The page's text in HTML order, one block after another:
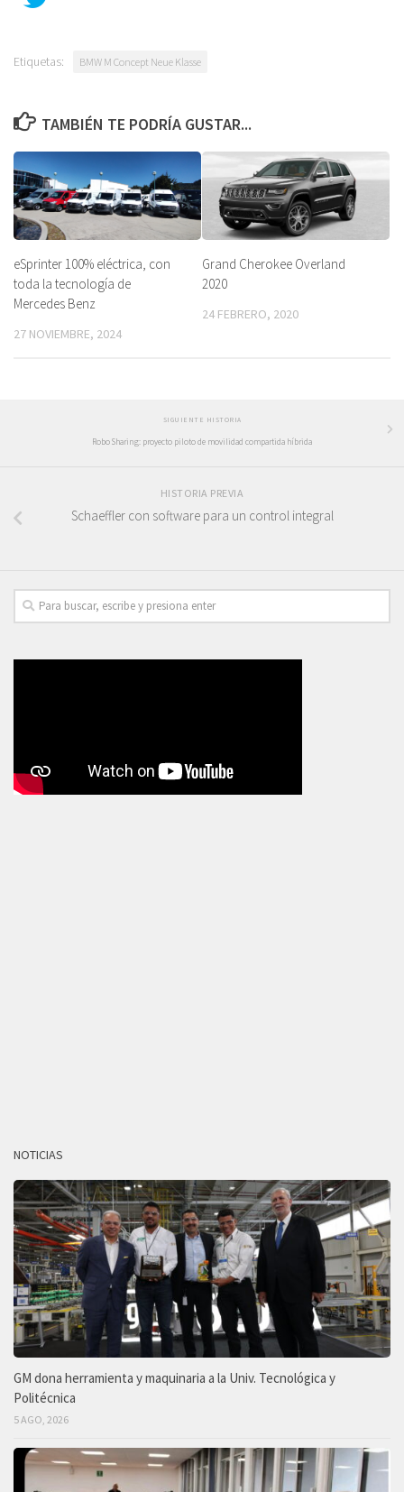
Etiquetas: BMW M Concept Neue Klasse
TAMBIÉN TE PODRÍA GUSTAR...
eSprinter 100% eléctrica, con
toda la tecnología de
Mercedes Benz
27 NOVIEMBRE, 2024
Grand Cherokee Overland
2020
24 FEBRERO, 2020
SIGUIENTE HISTORIA
Robo Sharing: proyecto piloto de movilidad compartida híbrida
HISTORIA PREVIA
Schaeffler con software para un control integral
NOTICIAS
GM dona herramienta y maquinaria a la Univ. Tecnológica y
Politécnica
5 AGO, 2026